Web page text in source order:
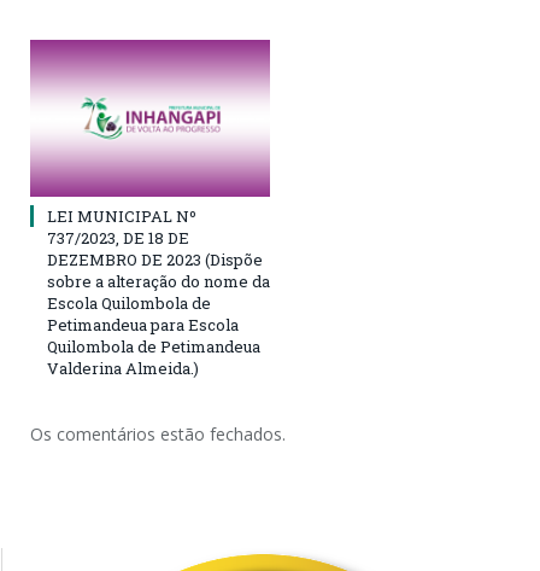
LEI MUNICIPAL Nº
737/2023, DE 18 DE
DEZEMBRO DE 2023 (Dispõe
sobre a alteração do nome da
Escola Quilombola de
Petimandeua para Escola
Quilombola de Petimandeua
Valderina Almeida.)
Os comentários estão fechados.